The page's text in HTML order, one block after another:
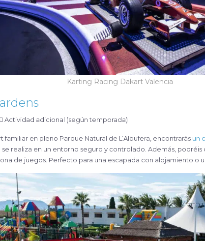
Karting Racing Dakart Valencia
Actividad adicional (según temporada)
en pleno Parque Natural de L’Albufera, encontrarás un
se realiza en un entorno seguro y controlado. Además,
de juegos. Perfecto para una escapada con alojamiento o